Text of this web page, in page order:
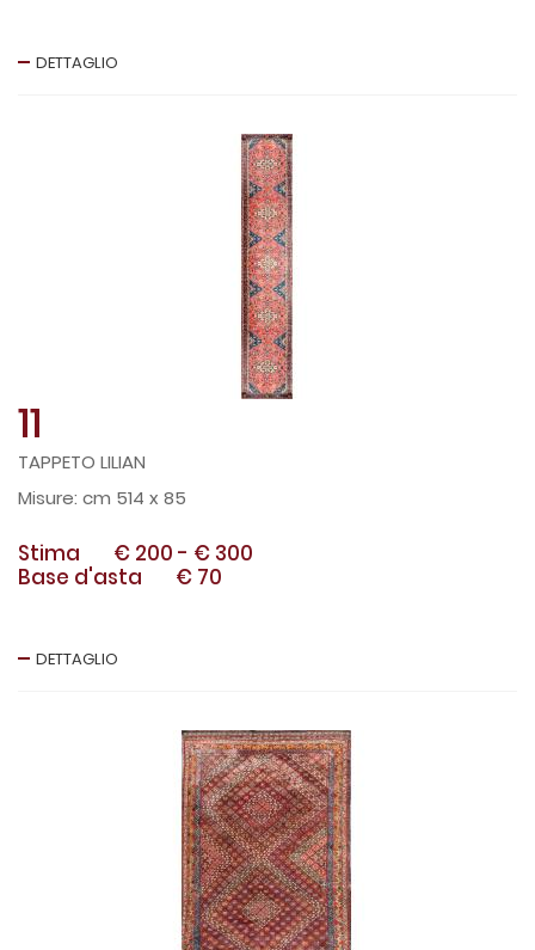
DETTAGLIO
11
TAPPETO LILIAN
cm 514 x 85
Stima € 200 - € 300
Base d'asta
€ 70
DETTAGLIO